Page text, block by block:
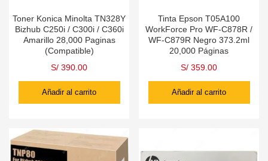
Toner Konica Minolta TN328Y
Bizhub C250i / C300i / C360i
Amarillo 28,000 Paginas
(Compatible)
S/ 390.00
Añadir al carrito
Tinta Epson T05A100
WorkForce Pro WF-C878R /
WF-C879R Negro 373.2ml
20,000 Páginas
S/ 359.00
Añadir al carrito